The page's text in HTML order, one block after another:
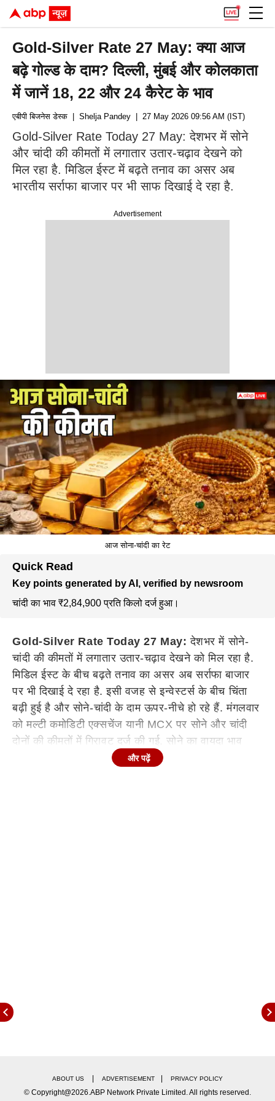
Gold-Silver Rate 27 May: क्या आज
बढ़े गोल्ड के दाम? दिल्ली, मुंबई और कोलकाता
में जानें 18, 22 और 24 कैरेट के भाव
Advertisement
एबीपी बिजनेस डेस्क | Shelja Pandey | 27 May 2026 09:56 AM (IST)
Gold-Silver Rate Today 27 May: देशभर में सोने
और चांदी की कीमतों में लगातार उतार-चढ़ाव देखने को
मिल रहा है. मिडिल ईस्ट में बढ़ते तनाव का असर अब
भारतीय सर्राफा बाजार पर भी साफ दिखाई दे रहा है.
आज सोना-चांदी का रेट
Quick Read
Key points generated by AI, verified by newsroom
चांदी का भाव ₹2,84,900 प्रति किलो दर्ज हुआ।
Gold-Silver Rate Today 27 May: देशभर में सोने-
चांदी की कीमतों में लगातार उतार-चढ़ाव देखने को मिल रहा है.
मिडिल ईस्ट के बीच बढ़ते तनाव का असर अब सर्राफा बाजार
पर भी दिखाई दे रहा है. इसी वजह से इन्वेस्टर्स के बीच चिंता
बढ़ी हुई है और सोने-चांदी के दाम ऊपर-नीचे हो रहे हैं. मंगलवार
को मल्टी कमोडिटी एक्सचेंज यानी MCX पर सोने और चांदी
दोनों की कीमतों में गिरावट दर्ज की गई. सोने का वायदा भाव
लगभग 1000 रुपये तक टूट गया, जबकि चांदी में भी बड़ी
971 रुपये गिरकर 1,58,110 रुपये पर पहुंच गई. वहीं चांदी
डॉलर इंडेक्स और रुपये की स्थिति पर निर्भर करेंगी.
Continues below advertisement
और पढ़ें
ABOUT US ADVERTISEMENT PRIVACY POLICY
© Copyright@2026.ABP Network Private Limited. All rights reserved.